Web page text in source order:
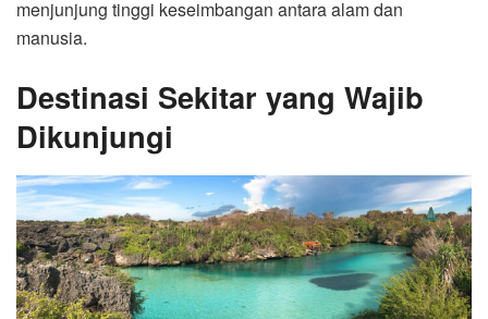
menjunjung tinggi keseimbangan antara alam dan
manusia.
Destinasi Sekitar yang Wajib
Dikunjungi